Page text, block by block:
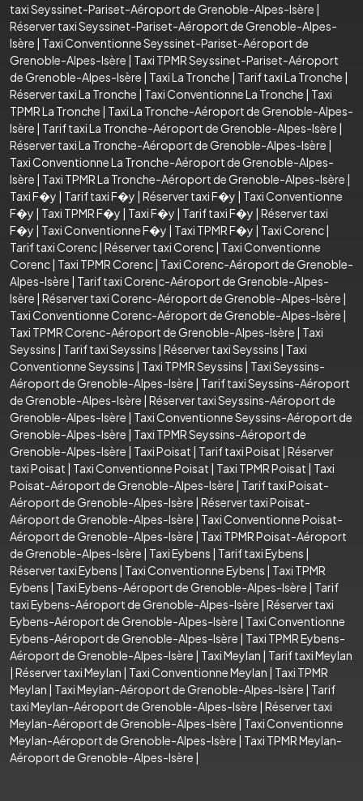
taxi Seyssinet-Pariset-Aéroport de Grenoble-Alpes-Isère |
Réserver taxi Seyssinet-Pariset-Aéroport de Grenoble-Alpes-
Isère | Taxi Conventionne Seyssinet-Pariset-Aéroport de
Grenoble-Alpes-Isère | Taxi TPMR Seyssinet-Pariset-Aéroport
de Grenoble-Alpes-Isère | Taxi La Tronche | Tarif taxi La Tronche |
Réserver taxi La Tronche | Taxi Conventionne La Tronche | Taxi
TPMR La Tronche | Taxi La Tronche-Aéroport de Grenoble-Alpes-
Isère | Tarif taxi La Tronche-Aéroport de Grenoble-Alpes-Isère |
Réserver taxi La Tronche-Aéroport de Grenoble-Alpes-Isère |
Taxi Conventionne La Tronche-Aéroport de Grenoble-Alpes-
Isère | Taxi TPMR La Tronche-Aéroport de Grenoble-Alpes-Isère |
Taxi F�y | Tarif taxi F�y | Réserver taxi F�y | Taxi Conventionne
F�y | Taxi TPMR F�y | Taxi F�y | Tarif taxi F�y | Réserver taxi
F�y | Taxi Conventionne F�y | Taxi TPMR F�y | Taxi Corenc|
Tarif taxi Corenc| Réserver taxi Corenc| Taxi Conventionne
Corenc| Taxi TPMR Corenc| Taxi Corenc-Aéroport de Grenoble-
Alpes-Isère | Tarif taxi Corenc-Aéroport de Grenoble-Alpes-
Isère | Réserver taxi Corenc-Aéroport de Grenoble-Alpes-Isère |
Taxi Conventionne Corenc-Aéroport de Grenoble-Alpes-Isère |
Taxi TPMR Corenc-Aéroport de Grenoble-Alpes-Isère | Taxi
Seyssins | Tarif taxi Seyssins | Réserver taxi Seyssins | Taxi
Conventionne Seyssins | Taxi TPMR Seyssins | Taxi Seyssins-
Aéroport de Grenoble-Alpes-Isère | Tarif taxi Seyssins-Aéroport
de Grenoble-Alpes-Isère | Réserver taxi Seyssins-Aéroport de
Grenoble-Alpes-Isère | Taxi Conventionne Seyssins-Aéroport de
Grenoble-Alpes-Isère | Taxi TPMR Seyssins-Aéroport de
Grenoble-Alpes-Isère | Taxi Poisat | Tarif taxi Poisat | Réserver
taxi Poisat | Taxi Conventionne Poisat | Taxi TPMR Poisat | Taxi
Poisat-Aéroport de Grenoble-Alpes-Isère | Tarif taxi Poisat-
Aéroport de Grenoble-Alpes-Isère | Réserver taxi Poisat-
Aéroport de Grenoble-Alpes-Isère | Taxi Conventionne Poisat-
Aéroport de Grenoble-Alpes-Isère | Taxi TPMR Poisat-Aéroport
de Grenoble-Alpes-Isère | Taxi Eybens | Tarif taxi Eybens |
Réserver taxi Eybens | Taxi Conventionne Eybens | Taxi TPMR
Eybens | Taxi Eybens-Aéroport de Grenoble-Alpes-Isère | Tarif
taxi Eybens-Aéroport de Grenoble-Alpes-Isère | Réserver taxi
Eybens-Aéroport de Grenoble-Alpes-Isère | Taxi Conventionne
Eybens-Aéroport de Grenoble-Alpes-Isère | Taxi TPMR Eybens-
Aéroport de Grenoble-Alpes-Isère | Taxi Meylan | Tarif taxi Meylan
| Réserver taxi Meylan | Taxi Conventionne Meylan | Taxi TPMR
Meylan | Taxi Meylan-Aéroport de Grenoble-Alpes-Isère | Tarif
taxi Meylan-Aéroport de Grenoble-Alpes-Isère | Réserver taxi
Meylan-Aéroport de Grenoble-Alpes-Isère | Taxi Conventionne
Meylan-Aéroport de Grenoble-Alpes-Isère | Taxi TPMR Meylan-
Aéroport de Grenoble-Alpes-Isère |